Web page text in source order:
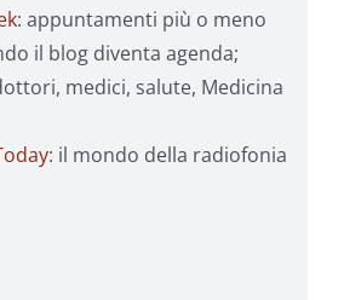
: appuntamenti più o meno
il blog diventa agenda;
medici, salute, Medicina
: il mondo della radiofonia